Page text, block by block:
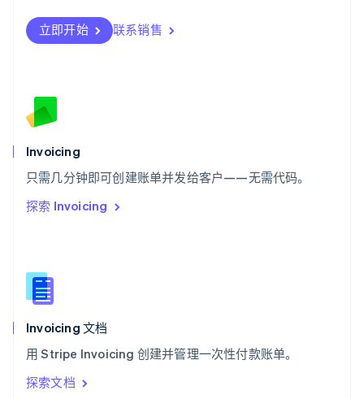
立即开始 联系销售
Invoicing
只需几分钟即可创建账单并发给客户——无需代码。
探索 Invoicing
Invoicing 文档
用 Stripe Invoicing 创建并管理一次性付款账单。
探索文档
Deutsch FrançaisItaliano English
塞浦路斯
English
ไทยEnglish
希腊
English
西班牙
新西兰
English
匈牙利
English
ItalianoEnglish
印度
English